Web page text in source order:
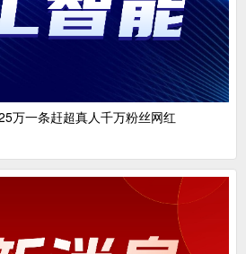
万一条赶超真人千万粉丝网红